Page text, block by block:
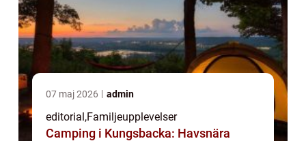
07 maj 2026 admin
editorial,Familjeupplevelser
Camping i Kungsbacka: Havsnära